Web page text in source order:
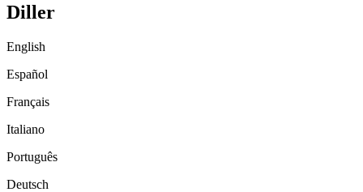
Diller
English
Español
Français
Italiano
Português
Deutsch